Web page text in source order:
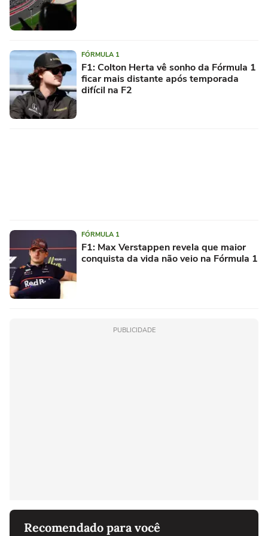
FÓRMULA 1
F1: Colton Herta vê sonho da Fórmula 1
ficar mais distante após temporada
difícil na F2
FÓRMULA 1
F1: Max Verstappen revela que maior
conquista da vida não veio na Fórmula 1
PUBLICIDADE
Recomendado para você